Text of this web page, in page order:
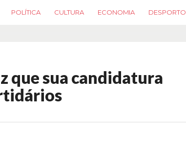
POLÍTICA CULTURA ECONOMIA DESPORTO
que sua candidatura